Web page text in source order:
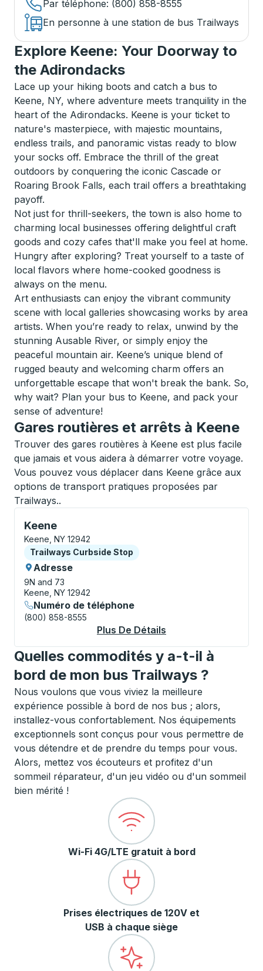
Par téléphone: (800) 858-8555
En personne à une station de bus Trailways
Explore Keene: Your Doorway to
the Adirondacks
Lace up your hiking boots and catch a bus to
Keene, NY, where adventure meets tranquility in the
heart of the Adirondacks. Keene is your ticket to
nature's masterpiece, with majestic mountains,
endless trails, and panoramic vistas ready to blow
your socks off. Embrace the thrill of the great
outdoors by conquering the iconic Cascade or
Roaring Brook Falls, each trail offers a breathtaking
payoff.
Not just for thrill-seekers, the town is also home to
charming local businesses offering delightful craft
goods and cozy cafes that'll make you feel at home.
Hungry after exploring? Treat yourself to a taste of
local flavors where home-cooked goodness is
always on the menu.
Art enthusiasts can enjoy the vibrant community
scene with local galleries showcasing works by area
artists. When you’re ready to relax, unwind by the
stunning Ausable River, or simply enjoy the
peaceful mountain air. Keene’s unique blend of
rugged beauty and welcoming charm offers an
unforgettable escape that won't break the bank. So,
why wait? Plan your bus to Keene, and pack your
sense of adventure!
Gares routières et arrêts à Keene
Trouver des gares routières à Keene est plus facile
que jamais et vous aidera à démarrer votre voyage.
Vous pouvez vous déplacer dans Keene grâce aux
options de transport pratiques proposées par
Trailways..
Keene
Curbside Stop, utilisez les touches fléchées ou la
Keene, NY 12942
Curbside Stop
Trailways Curbside Stop
Adresse
9N and 73
Keene, NY 12942
Numéro de téléphone
(800) 858-8555
Plus De Détails
Quelles commodités y a-t-il à
bord de mon bus Trailways ?
Nous voulons que vous viviez la meilleure
expérience possible à bord de nos bus ; alors,
installez-vous confortablement. Nos équipements
exceptionnels sont conçus pour vous permettre de
vous détendre et de prendre du temps pour vous.
Alors, mettez vos écouteurs et profitez d'un
sommeil réparateur, d'un jeu vidéo ou d'un sommeil
bien mérité !
Wi-Fi 4G/LTE gratuit à bord
Prises électriques de 120V et
USB à chaque siège